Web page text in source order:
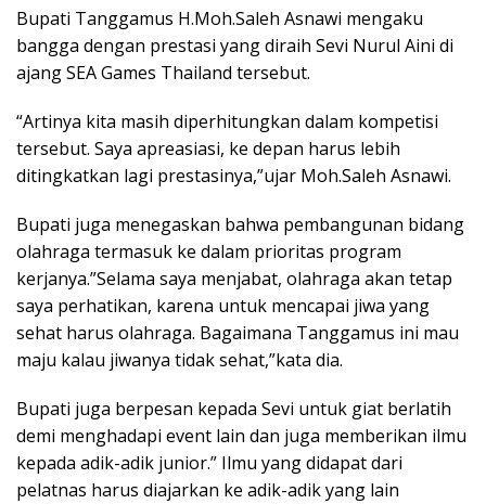
Bupati Tanggamus H.Moh.Saleh Asnawi mengaku
bangga dengan prestasi yang diraih Sevi Nurul Aini di
ajang SEA Games Thailand tersebut.
“Artinya kita masih diperhitungkan dalam kompetisi
tersebut. Saya apreasiasi, ke depan harus lebih
ditingkatkan lagi prestasinya,”ujar Moh.Saleh Asnawi.
Bupati juga menegaskan bahwa pembangunan bidang
olahraga termasuk ke dalam prioritas program
kerjanya.”Selama saya menjabat, olahraga akan tetap
saya perhatikan, karena untuk mencapai jiwa yang
sehat harus olahraga. Bagaimana Tanggamus ini mau
maju kalau jiwanya tidak sehat,”kata dia.
Bupati juga berpesan kepada Sevi untuk giat berlatih
demi menghadapi event lain dan juga memberikan ilmu
kepada adik-adik junior.” Ilmu yang didapat dari
pelatnas harus diajarkan ke adik-adik yang lain